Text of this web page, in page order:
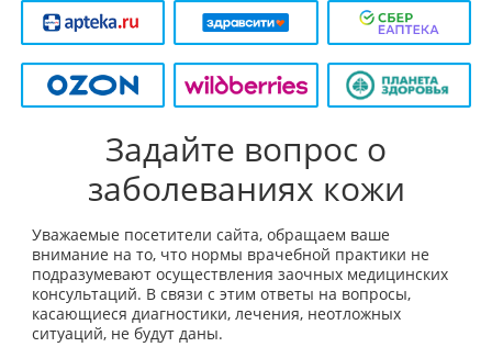
Задайте вопрос о
заболеваниях кожи
Уважаемые посетители сайта, обращаем ваше
внимание на то, что нормы врачебной практики не
подразумевают осуществления заочных медицинских
консультаций. В связи с этим ответы на вопросы,
касающиеся диагностики, лечения, неотложных
ситуаций, не будут даны.